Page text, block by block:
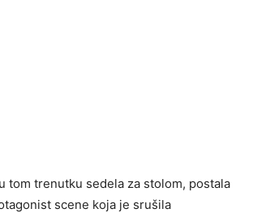
tom trenutku sedela za stolom, postala
scene koja je srušila